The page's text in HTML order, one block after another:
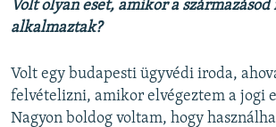
Volt olyan eset, amikor a
alkalmaztak?
Volt egy budapesti ügyvédi iroda,
felvételizni, amikor elvégeztem a jogi
Nagyon boldog voltam, hogy